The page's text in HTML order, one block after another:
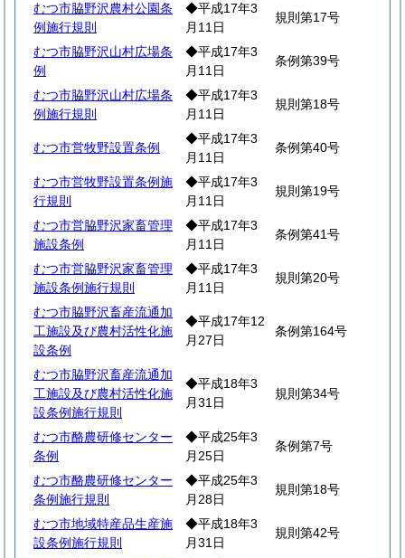
むつ市脇野沢農村公園条
例施行規則
◆平成17年3
月11日
規則第17号
むつ市脇野沢山村広場条
例
◆平成17年3
月11日
条例第39号
むつ市脇野沢山村広場条
例施行規則
◆平成17年3
月11日
規則第18号
むつ市営牧野設置条例
◆平成17年3
月11日
条例第40号
むつ市営牧野設置条例施
行規則
◆平成17年3
月11日
規則第19号
むつ市営脇野沢家畜管理
施設条例
◆平成17年3
月11日
条例第41号
むつ市営脇野沢家畜管理
施設条例施行規則
◆平成17年3
月11日
規則第20号
むつ市脇野沢畜産流通加
工施設及び農村活性化施
設条例
◆平成17年12
月27日
条例第164号
むつ市脇野沢畜産流通加
工施設及び農村活性化施
設条例施行規則
◆平成18年3
月31日
規則第34号
むつ市酪農研修センター
条例
◆平成25年3
月25日
条例第7号
むつ市酪農研修センター
条例施行規則
◆平成25年3
月28日
規則第18号
むつ市地域特産品生産施
設条例施行規則
◆平成18年3
月31日
規則第42号